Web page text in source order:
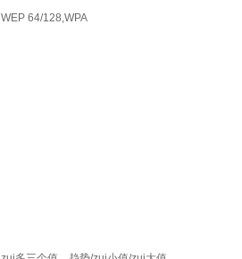
WEP 64/128,WPA